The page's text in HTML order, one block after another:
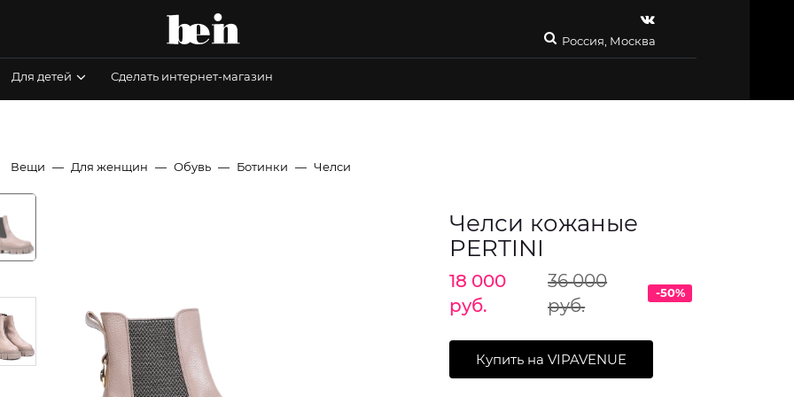
Россия, Москва
Для детей Сделать интернет-магазин
Вещи Для женщин Обувь Ботинки Челси
Челси кожаные
PERTINI
18 000
руб.
36 000
руб.
-50%
Купить на VIPAVENUE